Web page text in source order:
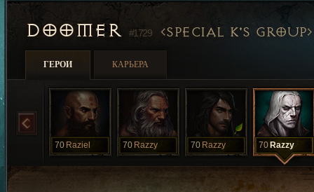
DOOMER #1729 SPECIAL K'S GROUP
ГЕРОИ КАРЬЕРА
70 Raziel 70 Razzy 70 Razzy 70 Razzy